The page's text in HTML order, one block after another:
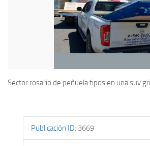
Sector rosario de peñuela tipos en una suv
Publicación ID: 3669